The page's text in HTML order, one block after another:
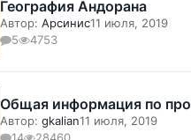
География Андорана
Автор: Арсинис11 июля, 2019
5
4753
Общая информация по
Автор: gkalian11 июля, 2019